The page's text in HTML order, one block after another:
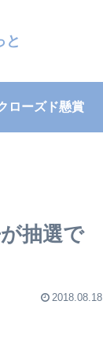
と
ローズド懸賞
抽選で
2018.08.18